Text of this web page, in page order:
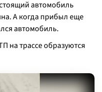
автомобиль
А когда прибыл еще
автомобиль.
на трассе образуются